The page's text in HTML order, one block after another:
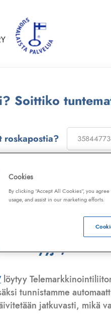
Soittiko
roskapostia?
numeroon
, niin
soitot,
löytyy
tunnistamme
jatkuvasti, mikä
Cookies
By clicking “Accept All Cookies”, you
usage, and assist in our marketing efforts.